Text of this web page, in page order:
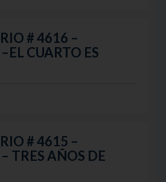
# 4616 –
CUARTO ES
# 4615 –
TRES AÑOS DE